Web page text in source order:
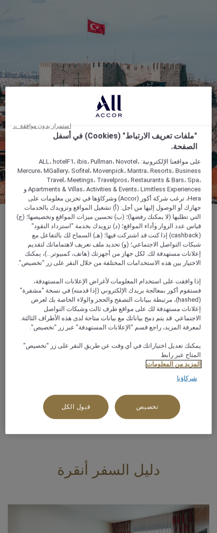
نبذة
عاصمة تركيا مدينة مزدحمة تعج بالمواقع التاريخية وتنبض
مع المباني الحديثة بحيث تروي قصة تاريخ المدينة عبر الكثير من
الحضارات التي شَكَّلت وجدان المدينة بما في ذلك الحضارة
الرومانية، والبيزنطية، والعثمانية. تُحوِّل كل من دار الأوبرا والباليه
التركية ومتحف الإثنوغرافيا ومجموعة من المسارح والمشاهد
الموسيقية النابضة بالحياة مدينة أنقرة إلى مركزٍ ثقافي، بينما
يسمح لك مركزاً التسوّق أرمادا ونيكست ليفل بقضاء ساعات
النهار في غير الأوقات التي تُشاهد فيها معالم الجذب. يتمتع فندق
موفنبيك أنقرة بموقعٍ مثالي بالقُرب من مركز تكدس المطاعم
شارع تيب برايم، بجوار جميع المعالم والأصوات. يقع فندق
يفصله عن مطار إيسنبوغا الدولي سوى مسافة 30 كم، مما يجعله
خياراً رائعاً لرحلات العمل، حيث إنه يمنح النزلاء من رجال الأعمال
دليل السفر أنقرة
"ملفات تعريف الارتباط" (Cookies) في أسفل
الصفحة.
على مواقعنا الإلكترونية: ALL، hotelF1، ibis، Pullman، Novotel،
Mercure، MGallery، Sofitel، Movenpick، Mantra، Resorts، Business
Travel، Meetings، Travelpros، Restaurants & Bars، Spa،
Apartments & Villas، Activities & Events، Limitless Experiences و
Hera، ترغب شركة أكور (Accor) وشركاؤها في تخزين معلومات على
جهازك أو الوصول إليها من أجل: (أ) تشغيل المواقع وتزويدك بالخدمات
التي تطلبها (لا يمكنك رفضها)؛ (ب) تحسين ميزات المواقع وتخصيصها؛ (ج)
قياس عدد الزوار وأداء المواقع؛ (د) تزويدك بخدمة "استرداد النقود"
(cashback) إذا كنت قد اشتركت فيها؛ (هـ) السماح لك بالتفاعل مع
شبكات التواصل الاجتماعي؛ (و) تحديد ملف تعريف لاهتماماتك لتقديم
إعلانات مستهدفة لك. لكل جهاز من أجهزتك (هاتف، كمبيوتر...)، يمكنك
الاختيار بين هذه الاستخدامات المختلفة من خلال النقر على زر "تخصيص".
إذا وافقت على استخدام المعلومات لأغراض الإعلانات المستهدفة،
فستقوم أكور بمعالجة بريدك الإلكتروني (إذا قدمته) في نسخة "مشفرة"
(hashed)، مرتبطة ببيانات التصفح والحجز والولاء الخاصة بك لعرض
إعلانات مستهدفة لك على مواقع طرف ثالث وشبكات التواصل
الاجتماعي. قد يتم دمج بياناتك مع بيانات متاحة لدى هذه الأطراف الثالثة.
لمعرفة المزيد، راجع قسم "الإعلانات المستهدفة" عبر زر "تخصيص".
يمكنك تعديل اختياراتك في أي وقت عن طريق النقر على زر "تخصيص"
المتاح عبر رابط
المزيد من المعلومات
شركاؤنا
تخصيص قبول الكل
استمرار بدون موافقة ←